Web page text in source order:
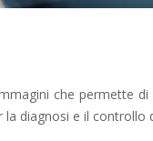
che permette
la diagnosi e il